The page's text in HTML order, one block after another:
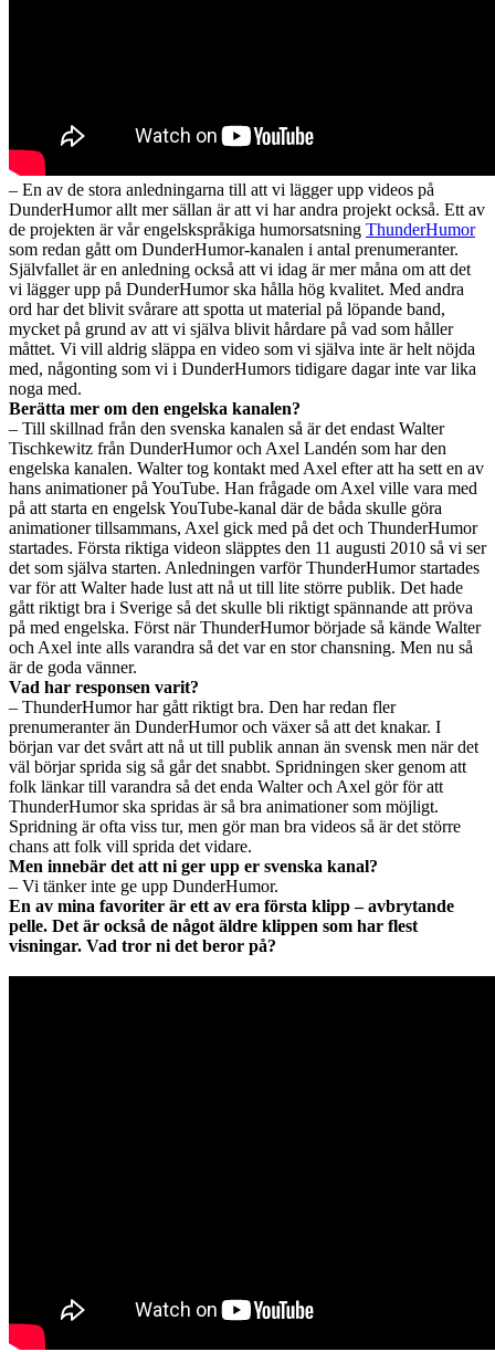
– En av de stora anledningarna till att vi lägger upp videos på
DunderHumor allt mer sällan är att vi har andra projekt också. Ett av
de projekten är vår engelskspråkiga humorsatsning ThunderHumor
som redan gått om DunderHumor-kanalen i antal prenumeranter.
Självfallet är en anledning också att vi idag är mer måna om att det
vi lägger upp på DunderHumor ska hålla hög kvalitet. Med andra
ord har det blivit svårare att spotta ut material på löpande band,
mycket på grund av att vi själva blivit hårdare på vad som håller
måttet. Vi vill aldrig släppa en video som vi själva inte är helt nöjda
med, någonting som vi i DunderHumors tidigare dagar inte var lika
noga med.
Berätta mer om den engelska kanalen?
– Till skillnad från den svenska kanalen så är det endast Walter
Tischkewitz från DunderHumor och Axel Landén som har den
engelska kanalen. Walter tog kontakt med Axel efter att ha sett en av
hans animationer på YouTube. Han frågade om Axel ville vara med
på att starta en engelsk YouTube-kanal där de båda skulle göra
animationer tillsammans, Axel gick med på det och ThunderHumor
startades. Första riktiga videon släpptes den 11 augusti 2010 så vi ser
det som själva starten. Anledningen varför ThunderHumor startades
var för att Walter hade lust att nå ut till lite större publik. Det hade
gått riktigt bra i Sverige så det skulle bli riktigt spännande att pröva
på med engelska. Först när ThunderHumor började så kände Walter
och Axel inte alls varandra så det var en stor chansning. Men nu så
är de goda vänner.
Vad har responsen varit?
– ThunderHumor har gått riktigt bra. Den har redan fler
prenumeranter än DunderHumor och växer så att det knakar. I
början var det svårt att nå ut till publik annan än svensk men när det
väl börjar sprida sig så går det snabbt. Spridningen sker genom att
folk länkar till varandra så det enda Walter och Axel gör för att
ThunderHumor ska spridas är så bra animationer som möjligt.
Spridning är ofta viss tur, men gör man bra videos så är det större
chans att folk vill sprida det vidare.
Men innebär det att ni ger upp er svenska kanal?
– Vi tänker inte ge upp DunderHumor.
En av mina favoriter är ett av era första klipp – avbrytande
pelle. Det är också de något äldre klippen som har flest
visningar. Vad tror ni det beror på?